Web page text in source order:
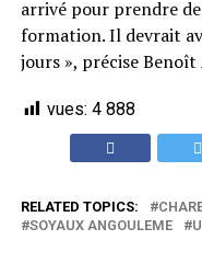
arrivé pour prendre
formation. Il devrait
jours », précise Benoît
vues: 4 888
RELATED TOPICS:
SOYAUX ANGOULEME